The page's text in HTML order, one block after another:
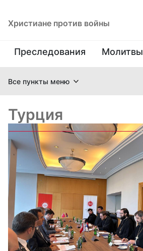
Христиане против войны
Преследования Молитвы
Все пункты меню
Турция